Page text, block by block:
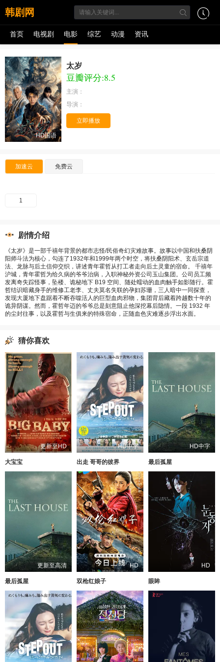
韩剧网
首页 电视剧 电影 综艺 动漫 资讯
HD国语
太岁
豆瓣评分:8.5
主演：
导演：
立即播放
加速云 免费云
1
剧情介绍
《太岁》是一部千禧年背景的都市志怪/民俗奇幻灾难故事。故事以中国和扶桑阴
阳师斗法为核心，勾连了1932年和1999年两个时空，将扶桑阴阳术、玄岳宗道
法、龙脉与后土信仰交织，讲述青年霍哲从打工者走向后土灵童的宿命。 千禧年
沪城，青年霍哲为给久病的爷爷治病，入职神秘外资公司玉山集团。公司员工频
发离奇失踪怪事，坠楼、诡秘地下 B19 空间、随处蠕动的血肉触手如影随行。霍
哲结识暗藏身手的维修工老李、丈夫莫名失联的孕妇苏珊，三人暗中一同探查，
发现大厦地下盘踞着不断吞噬活人的巨型血肉邪物，集团背后藏着跨越数十年的
诡异阴谋。然而，霍哲年迈的爷爷总是刻意阻止他深挖幕后隐情。一段 1932 年
的尘封往事，以及霍哲与生俱来的特殊宿命，正随血色灾难逐步浮出水面。
猜你喜欢
更新至HD
大宝宝
HD中字
出走 哥哥的彼界
HD中字
最后孤屋
更新至高清
最后孤屋
HD
双枪红娘子
HD
眼眸